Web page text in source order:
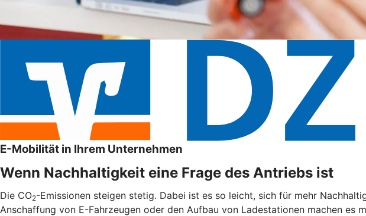
E-Mobilität in Ihrem Unternehmen
Wenn Nachhaltigkeit eine Frage des Antriebs ist
Die CO2-Emissionen steigen stetig. Dabei ist es so leicht, sich für mehr
Anschaffung von E-Fahrzeugen oder den Aufbau von Ladestationen machen